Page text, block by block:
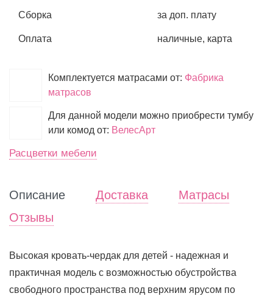
Сборка за доп. плату
Оплата наличные, карта
Комплектуется матрасами от: Фабрика
матрасов
Для данной модели можно приобрести тумбу
или комод от: ВелесАрт
Расцветки мебели
Описание Доставка
Матрасы
Отзывы
Высокая кровать-чердак для детей - надежная и
практичная модель с возможностью обустройства
свободного пространства под верхним ярусом по